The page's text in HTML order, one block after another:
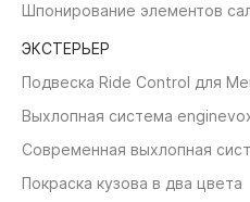
Шпонирование элементов
ЭКСТЕРЬЕР
Подвеска Ride Control для
Выхлопная система
Современная выхлопная
Покраска кузова в два цвета